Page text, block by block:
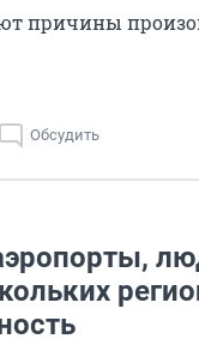
причины
Обсудить